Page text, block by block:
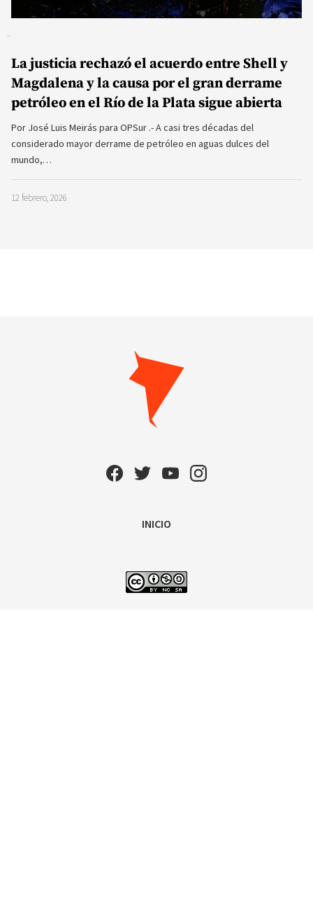
La justicia rechazó el acuerdo entre Shell y
Magdalena y la causa por el gran derrame
petróleo en el Río de la Plata sigue abierta
Por José Luis Meirás para OPSur .- A casi tres décadas del
considerado mayor derrame de petróleo en aguas dulces del
mundo,…
12 febrero, 2026
INICIO